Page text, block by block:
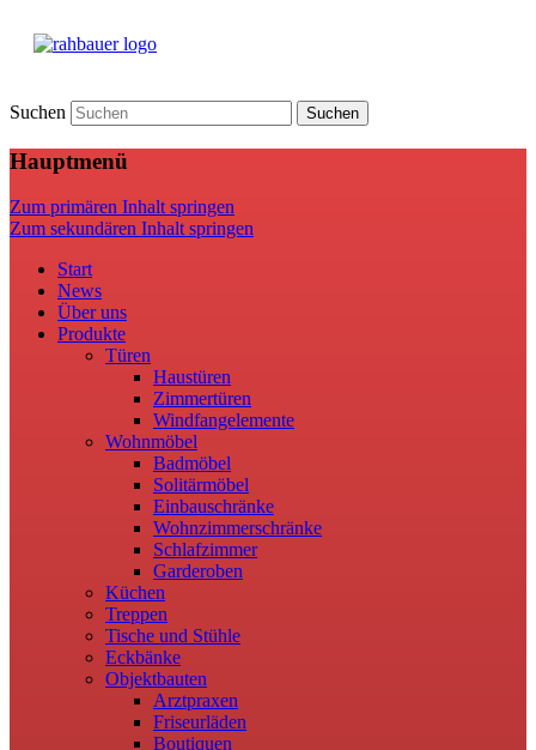
Suchen
Hauptmenü
Zum primären Inhalt springen
Zum sekundären Inhalt springen
Start
News
Über uns
Produkte
Türen
Haustüren
Zimmertüren
Windfangelemente
Wohnmöbel
Badmöbel
Solitärmöbel
Einbauschränke
Wohnzimmerschränke
Schlafzimmer
Garderoben
Küchen
Treppen
Tische und Stühle
Eckbänke
Objektbauten
Arztpraxen
Friseurläden
Boutiquen